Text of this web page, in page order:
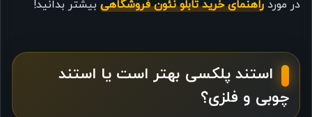
در مورد راهنمای خرید تابلو نئون فروشگاهی بیشتر بدانید!
استند پلکسی بهتر است یا استند
چوبی و فلزی؟